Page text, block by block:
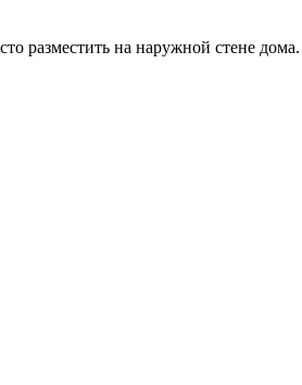
разместить на наружной стене дома.